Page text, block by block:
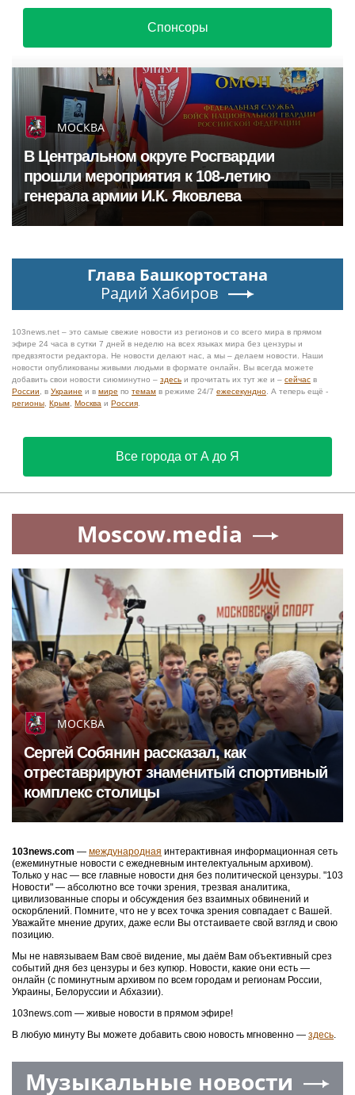
Спонсоры
МОСКВА
В Центральном округе Росгвардии
прошли мероприятия к 108‑летию
генерала армии И.К. Яковлева
Глава Башкортостана
Радий Хабиров
103news.net – это самые свежие новости из регионов и со всего мира в прямом
эфире 24 часа в сутки 7 дней в неделю на всех языках мира без цензуры и
предвзятости редактора. Не новости делают нас, а мы – делаем новости. Наши
новости опубликованы живыми людьми в формате онлайн. Вы всегда можете
добавить свои новости сиюминутно – здесь и прочитать их тут же и – сейчас в
России , в Украине и в мире по темам в режиме 24/7 ежесекундно . А теперь ещё -
регионы Крым Москва и Россия
Все города от А до Я
Moscow.media
МОСКВА
Сергей Собянин рассказал, как
отреставрируют знаменитый спортивный
комплекс столицы
103news.com — международная интерактивная информационная сеть
(ежеминутные новости с ежедневным интелектуальным архивом).
Только у нас — все главные новости дня без политической цензуры. "103
Новости" — абсолютно все точки зрения, трезвая аналитика,
цивилизованные споры и обсуждения без взаимных обвинений и
оскорблений. Помните, что не у всех точка зрения совпадает с Вашей.
Уважайте мнение других, даже если Вы отстаиваете свой взгляд и свою
позицию.
Мы не навязываем Вам своё видение, мы даём Вам объективный срез
событий дня без цензуры и без купюр. Новости, какие они есть —
онлайн (с поминутным архивом по всем городам и регионам России,
Украины, Белоруссии и Абхазии).
103news.com — живые новости в прямом эфире!
В любую минуту Вы можете добавить свою новость мгновенно — здесь.
Музыкальные новости